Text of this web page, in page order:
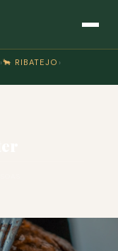
›🐂 RIBATEJO ›